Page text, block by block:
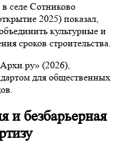
селе Сотниково
2025) показал,
культурные и
сроков строительства.
(2026),
для общественных
и безбарьерная